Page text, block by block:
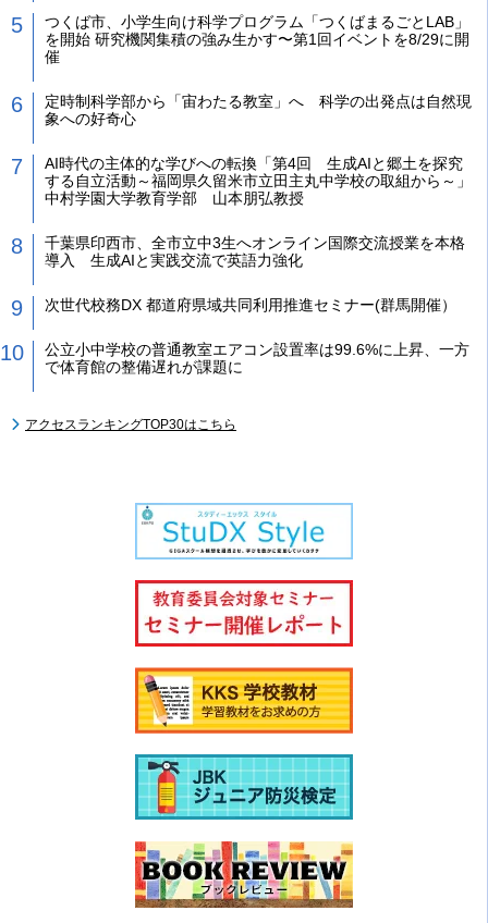
つくば市、小学生向け科学プログラム「つくばまるごとLAB」
を開始 研究機関集積の強み生かす〜第1回イベントを8/29に開
催
定時制科学部から「宙わたる教室」へ 科学の出発点は自然現
象への好奇心
AI時代の主体的な学びへの転換「第4回 生成AIと郷土を探究
する自立活動～福岡県久留米市立田主丸中学校の取組から～」
中村学園大学教育学部 山本朋弘教授
千葉県印西市、全市立中3生へオンライン国際交流授業を本格
導入 生成AIと実践交流で英語力強化
次世代校務DX 都道府県域共同利用推進セミナー(群馬開催）
公立小中学校の普通教室エアコン設置率は99.6%に上昇、一方
で体育館の整備遅れが課題に
アクセスランキングTOP30はこちら